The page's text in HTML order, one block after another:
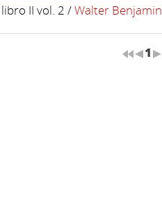
II vol. 2 /Walter Benjamin
1